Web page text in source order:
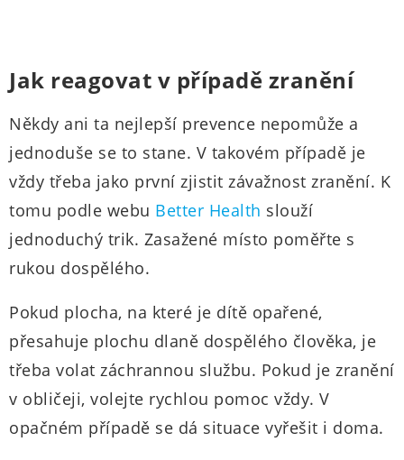
Jak reagovat v případě zranění
Někdy ani ta nejlepší prevence nepomůže a
jednoduše se to stane. V takovém případě je
vždy třeba jako první zjistit závažnost zranění. K
tomu podle webu Better Health slouží
jednoduchý trik. Zasažené místo poměřte s
rukou dospělého.
Pokud plocha, na které je dítě opařené,
přesahuje plochu dlaně dospělého člověka, je
třeba volat záchrannou službu. Pokud je zranění
v obličeji, volejte rychlou pomoc vždy. V
opačném případě se dá situace vyřešit i doma.